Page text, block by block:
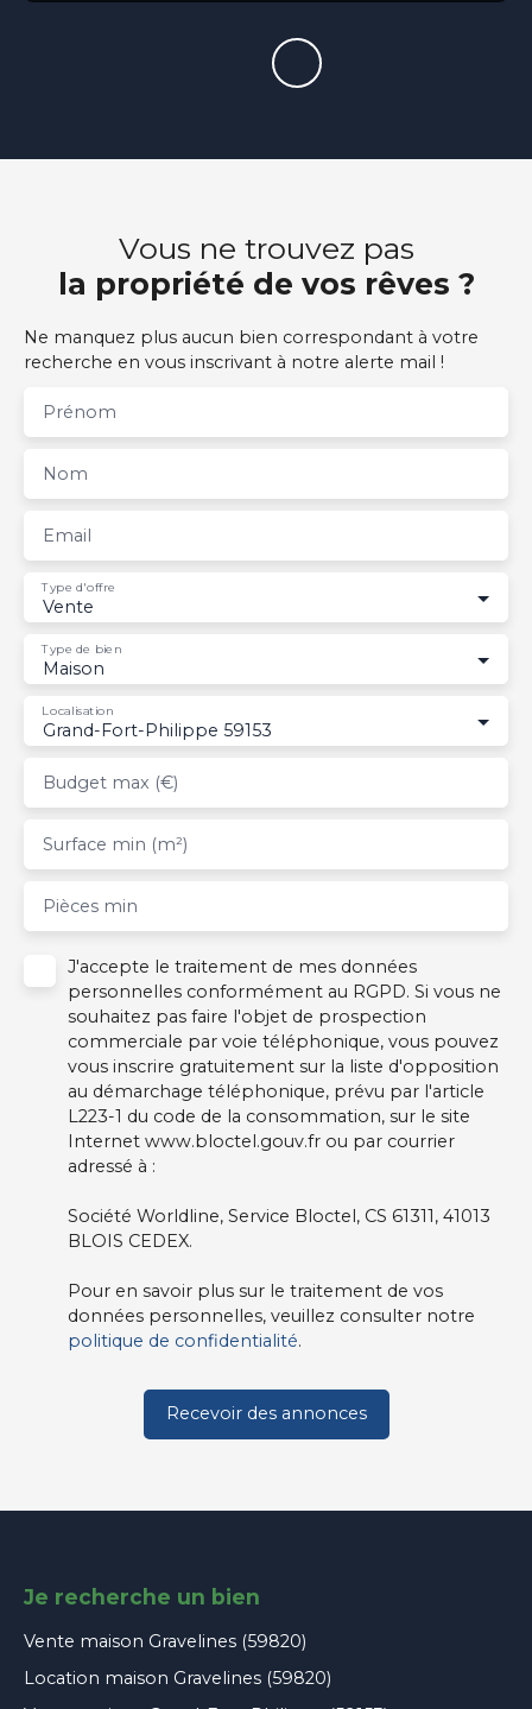
Vous ne trouvez pas
la propriété de vos rêves ?
Ne manquez plus aucun bien correspondant à votre
recherche en vous inscrivant à notre alerte mail !
Prénom
Nom
Email
Vente
Type d'offre
Maison
Type de bien
Grand-Fort-Philippe 59153
Localisation
Budget max (€)
Surface min (m²)
Pièces min
J'accepte le traitement de mes données
personnelles conformément au RGPD. Si vous ne
souhaitez pas faire l'objet de prospection
commerciale par voie téléphonique, vous pouvez
vous inscrire gratuitement sur la liste d'opposition
au démarchage téléphonique, prévu par l'article
L223-1 du code de la consommation, sur le site
Internet www.bloctel.gouv.fr ou par courrier
adressé à :
Société Worldline, Service Bloctel, CS 61311, 41013
BLOIS CEDEX.
Pour en savoir plus sur le traitement de vos
données personnelles, veuillez consulter notre
politique de confidentialité.
Recevoir des annonces
Je recherche un bien
Vente maison Gravelines (59820)
Location maison Gravelines (59820)